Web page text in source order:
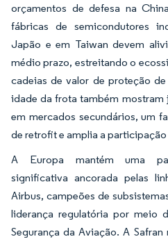
orçamentos de defesa na
fábricas de semicondutores
Japão e em Taiwan devem
médio prazo, estreitando o
cadeias de valor de proteção
idade da frota também mostram
em mercados secundários, um
de retrofit e amplia a
A Europa mantém uma
significativa ancorada pelas
Airbus, campeões de
liderança regulatória por meio
Segurança da Aviação. A